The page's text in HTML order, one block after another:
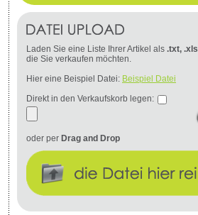
Laden Sie eine Liste Ihrer Artikel als .txt, .xls
die Sie verkaufen möchten.
Hier eine Beispiel Datei: Beispiel Datei
Direkt in den Verkaufskorb legen:
oder per Drag and Drop